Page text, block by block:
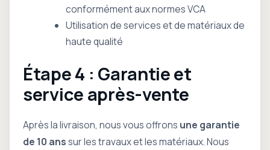
conformément aux normes VCA
Utilisation de services et de matériaux de
haute qualité
Étape 4 : Garantie et
service après-vente
Après la livraison, nous vous offrons une garantie
de 10 anssur les travaux et les matériaux. Nous